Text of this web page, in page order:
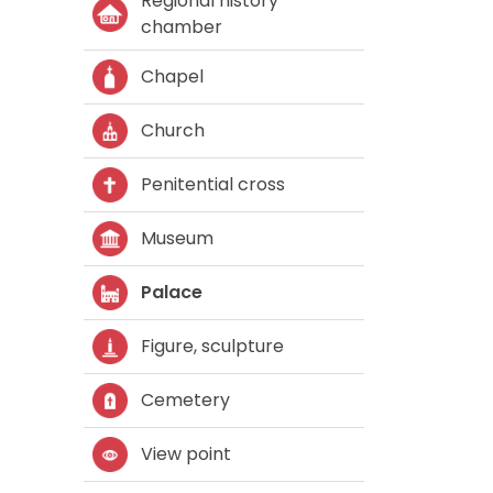
chamber
Chapel
Church
Penitential cross
Museum
Palace
Figure, sculpture
Cemetery
View point